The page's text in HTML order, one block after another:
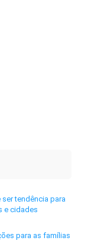
tendência para
e cidades
para as famílias